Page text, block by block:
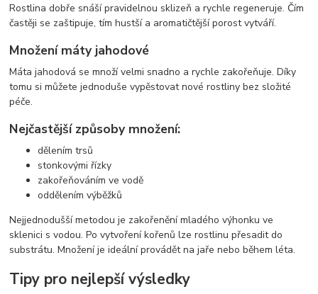
Rostlina dobře snáší pravidelnou sklizeň a rychle regeneruje. Čím
častěji se zaštipuje, tím hustší a aromatičtější porost vytváří.
Množení máty jahodové
Máta jahodová se množí velmi snadno a rychle zakořeňuje. Díky
tomu si můžete jednoduše vypěstovat nové rostliny bez složité
péče.
Nejčastější způsoby množení:
dělením trsů
stonkovými řízky
zakořeňováním ve vodě
oddělením výběžků
Nejjednodušší metodou je zakořenění mladého výhonku ve
sklenici s vodou. Po vytvoření kořenů lze rostlinu přesadit do
substrátu. Množení je ideální provádět na jaře nebo během léta.
Tipy pro nejlepší výsledky